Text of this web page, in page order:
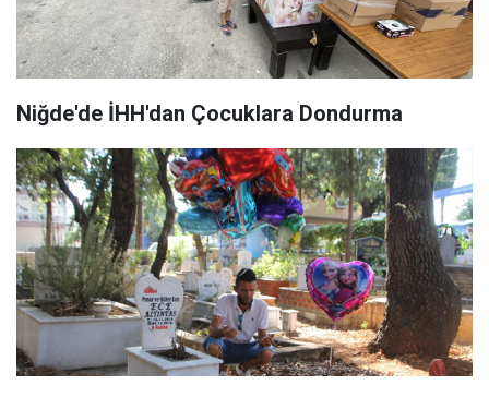
Niğde'de İHH'dan Çocuklara Dondurma